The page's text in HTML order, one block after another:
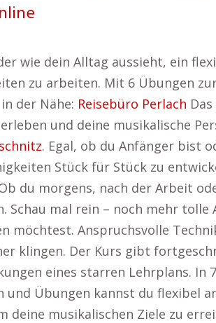
wie dein Alltag aussieht, ein
zu arbeiten. Mit 6 Übungen
der Nähe: Reisebüro Perlach
und deine musikalische
. Egal, ob du Anfänger bist
Stück für Stück zu
du morgens, nach der Arbeit
Schau mal rein – noch mehr tolle
möchtest. Anspruchsvolle
klingen. Der Kurs gibt
eines starren Lehrplans.
Übungen kannst du flexibel
musikalischen Ziele zu